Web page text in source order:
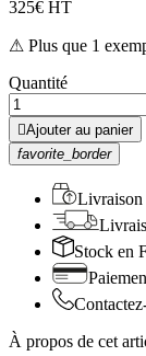
325€ HT
⚠ Plus que 1
Quantité
Ajouter au panier
favorite_border
Livraison
Stock en
À propos de cet